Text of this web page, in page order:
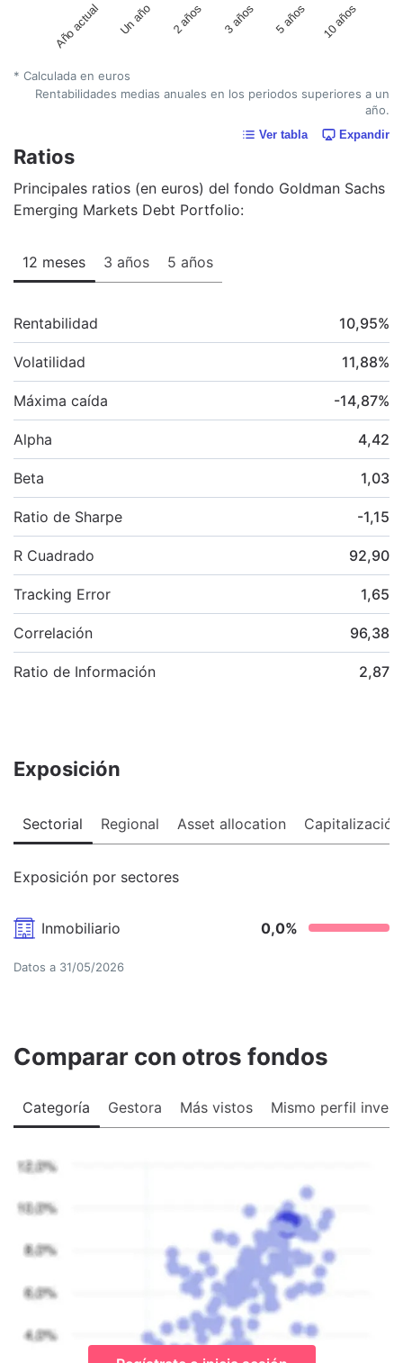
Año actual Un año 2 años 3 años 5 años 10 años
* Calculada en euros
Rentabilidades medias anuales en los periodos superiores a un
año.
Ver tabla Expandir
Ratios
Principales ratios (en euros) del fondo Goldman Sachs
Emerging Markets Debt Portfolio:
12 meses 3 años 5 años
Rentabilidad 10,95%
Volatilidad 11,88%
Máxima caída -14,87%
Alpha 4,42
Beta 1,03
Ratio de Sharpe -1,15
R Cuadrado 92,90
Tracking Error 1,65
Correlación 96,38
Ratio de Información 2,87
Exposición
Sectorial Regional Asset allocation Capitalización
Exposición por sectores
Inmobiliario 0,0%
Datos a 31/05/2026
Comparar con otros fondos
Categoría Gestora Más vistos Mismo perfil